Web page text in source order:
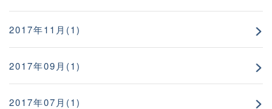
2017年11月(1)
2017年09月(1)
2017年07月(1)